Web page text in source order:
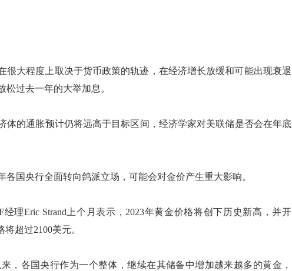
很大程度上取决于货币政策的轨迹，在经济增长放缓和可能出现衰退
松过去一年的大举加息。
体的通胀预计仍将远高于目标区间，经济学家对美联储是否会在年底
各国央行全面转向鸽派立场，可能会对金价产生重大影响。
经理Eric Strand上个月表示，2023年黄金价格将创下历史新高，并开
超过2100美元。
来，各国央行作为一个整体，继续在其储备中增加越来越多的黄金，